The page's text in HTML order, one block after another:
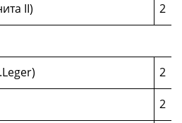
II) 2
2
2